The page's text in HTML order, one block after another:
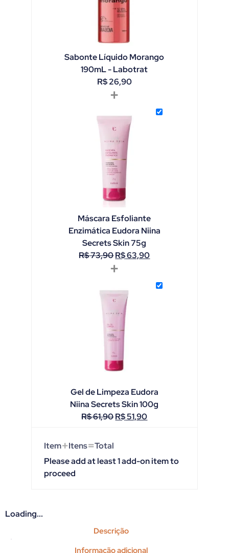
Sabonte Líquido Morango
190mL - Labotrat
R$26,90
+
Máscara Esfoliante
Enzimática Eudora Niina
Secrets Skin 75g
R$73,90R$63,90
+
Gel de Limpeza Eudora
Niina Secrets Skin 100g
R$61,90R$51,90
Item+Itens=Total
Please add at least 1 add-on item to
proceed
Loading...
Descrição
Informação adicional